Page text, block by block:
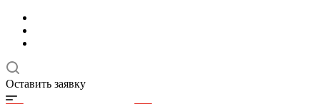
Оставить заявку